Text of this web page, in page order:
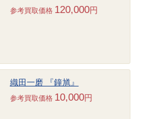
参考買取価格 120,000円
織田一磨 『鐘馗』
参考買取価格 10,000円